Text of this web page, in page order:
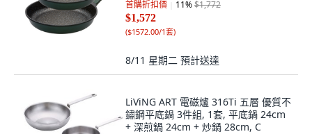
首購折扣價 11%$1,772
$1,572
($1572.00/1套)
8/11 星期二 預計送達
LiViNG ART 電磁爐 316Ti 五層 優質不
鏽鋼平底鍋 3件組, 1套, 平底鍋 24cm
+ 深煎鍋 24cm + 炒鍋 28cm, C